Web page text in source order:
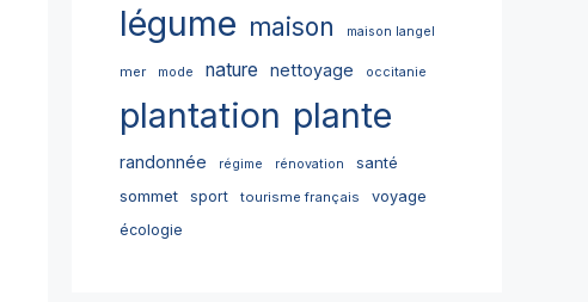
légume maison maison langel
mer mode nature nettoyage occitanie
plantation plante
randonnée régime rénovation
santé
sommet
sport tourisme français
voyage
écologie